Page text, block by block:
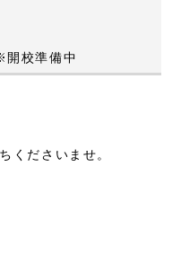
校準備中
くださいませ。